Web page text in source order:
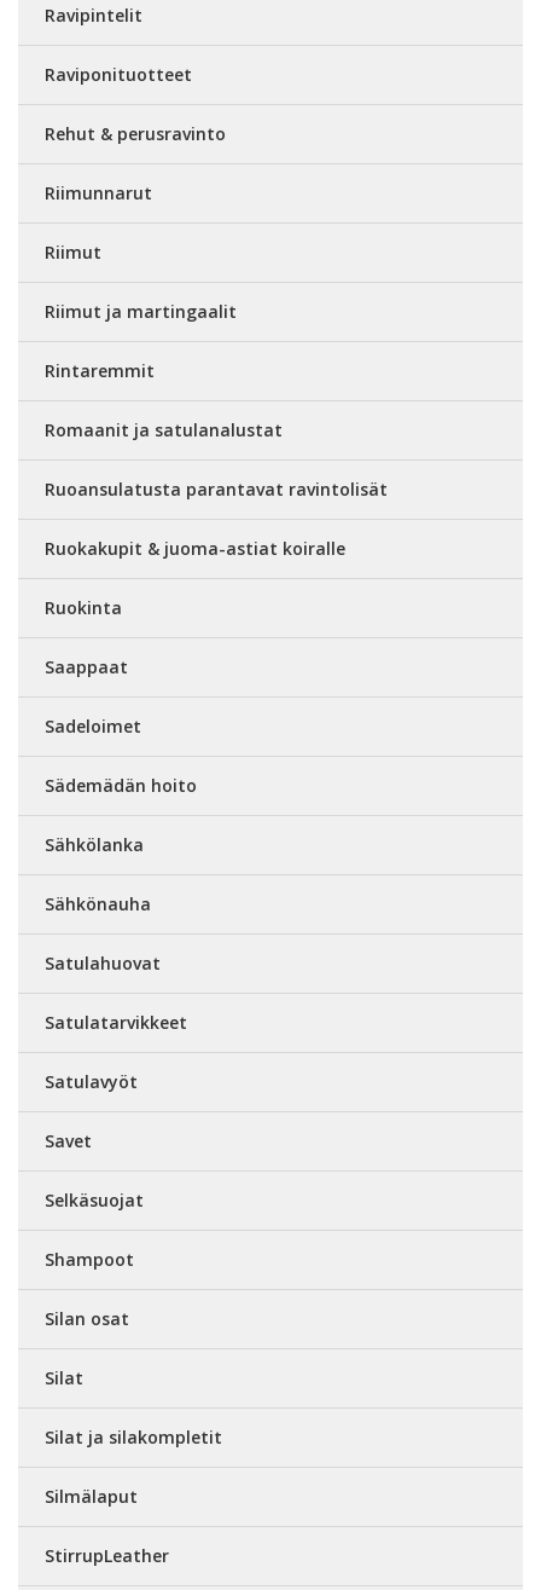
Ravipintelit
Raviponituotteet
Rehut & perusravinto
Riimunnarut
Riimut
Riimut ja martingaalit
Rintaremmit
Romaanit ja satulanalustat
Ruoansulatusta parantavat ravintolisät
Ruokakupit & juoma-astiat koiralle
Ruokinta
Saappaat
Sadeloimet
Sädemädän hoito
Sähkölanka
Sähkönauha
Satulahuovat
Satulatarvikkeet
Satulavyöt
Savet
Selkäsuojat
Shampoot
Silan osat
Silat
Silat ja silakompletit
Silmälaput
StirrupLeather